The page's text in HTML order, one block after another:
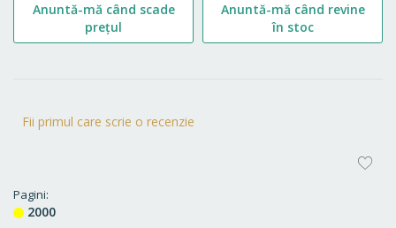
Fii primul care scrie o recenzie
Pagini
2000
Anuntă-mă când scade
prețul
Anuntă-mă când revine
în stoc